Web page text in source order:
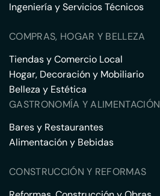
Ingeniería y Servicios Técnicos
COMPRAS, HOGAR Y BELLEZA
Tiendas y Comercio Local
Hogar, Decoración y Mobiliario
Belleza y Estética
GASTRONOMÍA Y ALIMENTACIÓN
Bares y Restaurantes
Alimentación y Bebidas
CONSTRUCCIÓN Y REFORMAS